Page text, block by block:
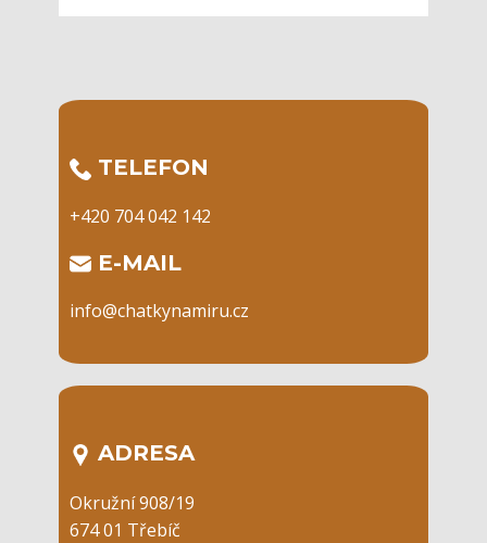
​TELEFON
+420 704 042 142
​E-MAIL
info@chatkynamiru.cz
ADRESA
Okružní 908/19
674 01 Třebíč